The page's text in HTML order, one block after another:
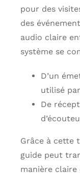
pour des
des
audio claire
système se
D’un
utilisé
De
Grâce à cette
guide peut
manière